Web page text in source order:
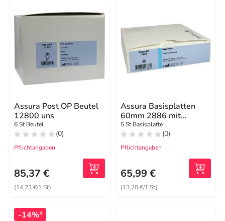
Assura Post OP Beutel
12800 uns
6 St Beutel
(0)
Pflichtangaben
85,37 €
(14,23 €/1 St)
Assura Basisplatten
60mm 2886 mit
Gürtelbef.
5 St Basisplatte
(0)
Pflichtangaben
65,99 €
(13,20 €/1 St)
-14%4